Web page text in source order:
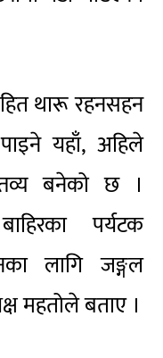
थारू रहनसहन
यहाँ, अहिले
बनेको छ ।
पर्यटक
लागि जङ्गल
महतोले बताए ।